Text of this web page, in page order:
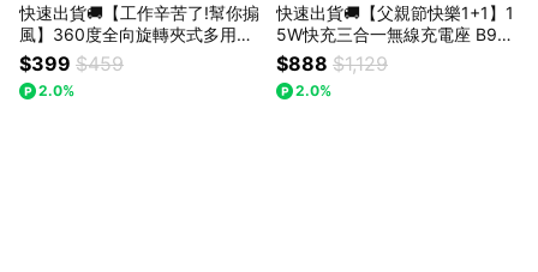
快速出貨🚚【工作辛苦了!幫你搧
風】360度全向旋轉夾式多用途
強風無葉扇K55 E-books
$399 $459
2.0%
快速出貨🚚【父親節快樂1+1】1
5W快充三合一無線充電座 B92
+ 20W超薄氮化鎵充電器B126
$888 $1,129
2.0%